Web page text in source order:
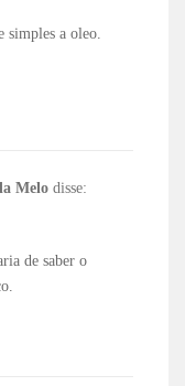
simples a oleo.
Melo disse:
de saber o